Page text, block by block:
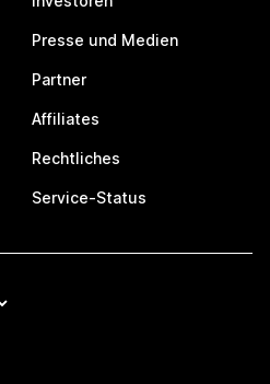
Presse und Medien
Partner
Affiliates
Rechtliches
Service-Status